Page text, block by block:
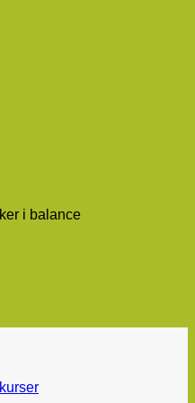
i balance